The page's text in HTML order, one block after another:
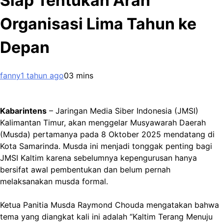
Organisasi Lima Tahun ke
Depan
fanny1 tahun ago03 mins
Kabarintens – Jaringan Media Siber Indonesia (JMSI)
Kalimantan Timur, akan menggelar Musyawarah Daerah
(Musda) pertamanya pada 8 Oktober 2025 mendatang di
Kota Samarinda. Musda ini menjadi tonggak penting bagi
JMSI Kaltim karena sebelumnya kepengurusan hanya
bersifat awal pembentukan dan belum pernah
melaksanakan musda formal.
Ketua Panitia Musda Raymond Chouda mengatakan bahwa
tema yang diangkat kali ini adalah “Kaltim Terang Menuju